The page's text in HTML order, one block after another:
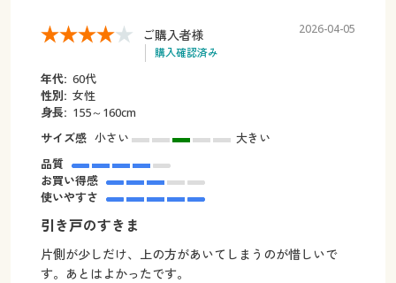
ご購入者様
購入確認済み
2026-04-05
年代: 60代
性別: 女性
身長: 155～160cm
サイズ感 小さい
大きい
品質
お買い得感
使いやすさ
引き戸のすきま
片側が少しだけ、上の方があいてしまうのが惜しいで
す。あとはよかったです。